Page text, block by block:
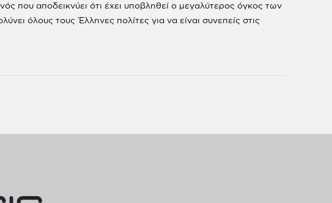
που αποδεικνύει ότι έχει υποβληθεί ο μεγαλύτερος όγκος των
όλους τους Έλληνες πολίτες για να είναι συνεπείς στις